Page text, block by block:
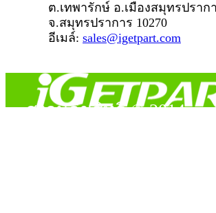
ต.เทพารักษ์ อ.เมืองสมุทรปราก
จ.สมุทรปราการ 10270
อีเมล์: sales@igetpart.com
สงวนลิขสิทธิ์ © 2014